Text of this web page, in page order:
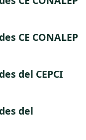
CE CONALEP
del CEPCI
del